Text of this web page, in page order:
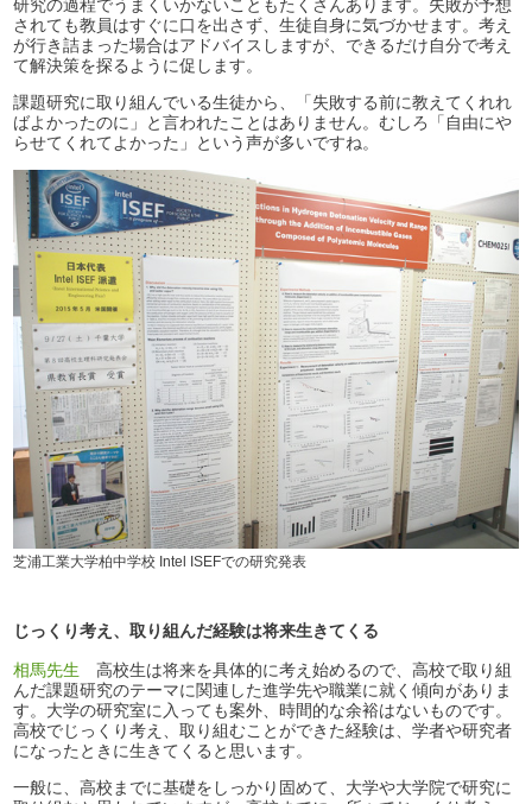
研究の過程でうまくいかないこともたくさんあります。失敗が予想
されても教員はすぐに口を出さず、生徒自身に気づかせます。考え
が行き詰まった場合はアドバイスしますが、できるだけ自分で考え
て解決策を探るように促します。
課題研究に取り組んでいる生徒から、「失敗する前に教えてくれれ
ばよかったのに」と言われたことはありません。むしろ「自由にや
らせてくれてよかった」という声が多いですね。
芝浦工業大学柏中学校 Intel ISEFでの研究発表
じっくり考え、取り組んだ経験は将来生きてくる
相馬先生 高校生は将来を具体的に考え始めるので、高校で取り組
んだ課題研究のテーマに関連した進学先や職業に就く傾向がありま
す。大学の研究室に入っても案外、時間的な余裕はないものです。
高校でじっくり考え、取り組むことができた経験は、学者や研究者
になったときに生きてくると思います。
一般に、高校までに基礎をしっかり固めて、大学や大学院で研究に